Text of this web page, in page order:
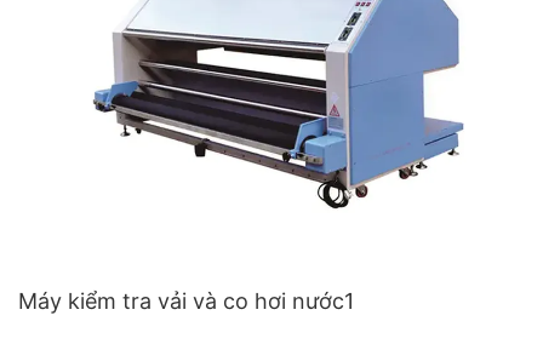
Máy kiểm tra vải và co hơi nước1